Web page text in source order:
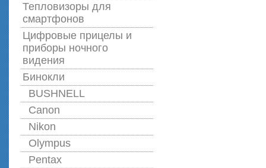
Тепловизоры для
смартфонов
Цифровые прицелы и
приборы ночного
видения
Бинокли
BUSHNELL
Canon
Nikon
Olympus
Pentax